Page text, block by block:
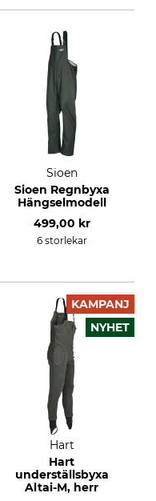
Sioen
Sioen Regnbyxa
Hängselmodell
499,00 kr
6 storlekar
KAMPANJ
NYHET
Hart
Hart
underställsbyxa
Altai-M, herr